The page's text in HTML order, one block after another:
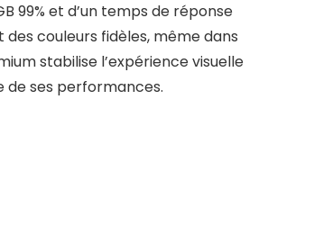
99% et d’un temps de réponse
couleurs fidèles, même dans
stabilise l’expérience visuelle
de ses performances.